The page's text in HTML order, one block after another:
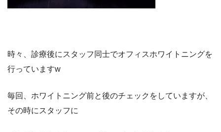
時々、診療後にスタッフ同士でオフィスホワイトニングを
行っていますw
毎回、ホワイトニング前と後のチェックをしていますが、
その時にスタッフに